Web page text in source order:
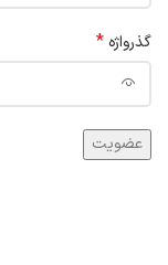
گذرواژه *
عضویت